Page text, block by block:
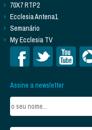
70X7 RTP2
Ecclesia Antena1
Semanário
My Ecclesia TV
Assine a newsletter